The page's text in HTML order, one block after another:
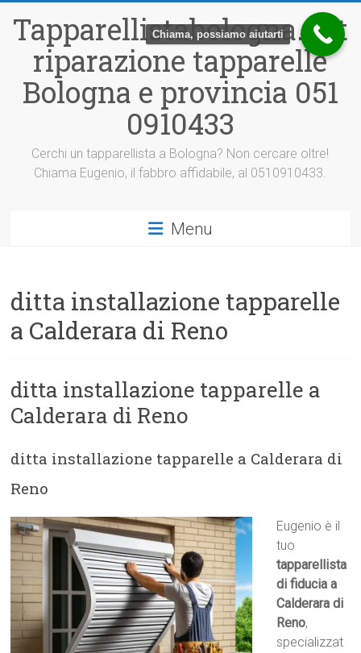
contenuto
Tapparellistabologna.net
riparazione tapparelle
Bologna e provincia 051
0910433
Cerchi un tapparellista a Bologna? Non cercare oltre!
Chiama Eugenio, il fabbro affidabile, al 0510910433.
Menu
ditta installazione tapparelle
a Calderara di Reno
ditta installazione tapparelle a
Calderara di Reno
ditta installazione tapparelle a Calderara di
Reno
Eugenio è il
tuo
tapparellista
di fiducia a
Calderara di
Reno,
specializzat
Chiama, possiamo aiutarti